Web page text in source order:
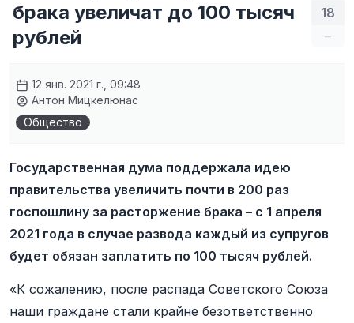
18
–
брака увеличат до 100 тысяч
рублей
12 янв. 2021 г., 09:48
Антон Мицкелюнас
Общество
Государственная дума поддержала идею
правительства увеличить почти в 200 раз
госпошлину за расторжение брака – с 1 апреля
2021 года в случае развода каждый из супругов
будет обязан заплатить по 100 тысяч рублей.
«К сожалению, после распада Советского Союза
наши граждане стали крайне безответственно